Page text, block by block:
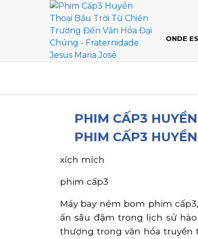
ONDE
PHIM CẤP3
PHIM CẤP3
xích mích
phim cấp3
Máy bay ném bom phim
ấn sâu đậm trong lịch sử
thượng trong văn hóa truyền